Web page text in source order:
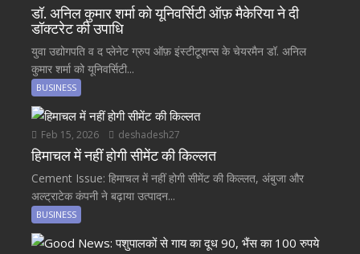
डॉ. अनिल कुमार शर्मा को यूनिवर्सिटी ऑफ़ मैकेरिया ने दी
डॉक्टरेट की उपाधि
युवा उद्योगपति व द प्लेनेट ग्रुप ऑफ़ इंस्टीटूशन्स के चेयरमैन डॉ. अनिल
कुमार शर्मा को यूनिवर्सिटी...
BUSINESS
Feb 15, 2026 deshadesh27
हिमाचल में नहीं होगी सीमेंट की किल्लत
Cement Issue: हिमाचल में नहीं होगी सीमेंट की किल्लत, अंबुजा और
अल्ट्राटेक कंपनी ने बढ़ाया उत्पादन...
BUSINESS